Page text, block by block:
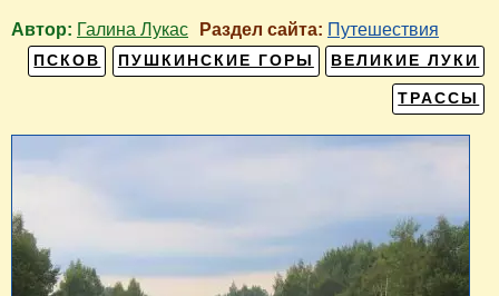
Автор: Галина Лукас Раздел сайта: Путешествия
ВЕЛИКИЕ ЛУКИ
ПУШКИНСКИЕ ГОРЫ
ПСКОВ
ТРАССЫ